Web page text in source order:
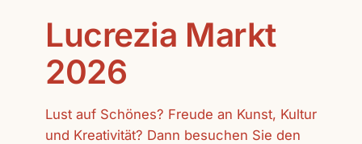
Lucrezia Markt
2026
Lust auf Schönes? Freude an Kunst, Kultur
und Kreativität? Dann besuchen Sie den